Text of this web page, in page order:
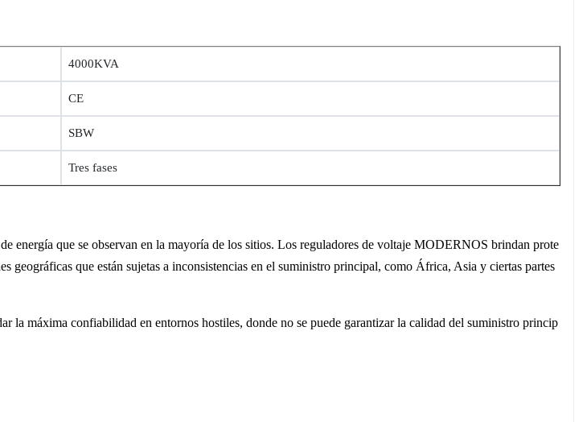
4000KVA
CE
SBW
Tres fases
energía que se observan en la mayoría de los sitios. Los reguladores de voltaje MODERNOS brindan prote
geográficas que están sujetas a inconsistencias en el suministro principal, como África, Asia y ciertas partes
la máxima confiabilidad en entornos hostiles, donde no se puede garantizar la calidad del suministro princip